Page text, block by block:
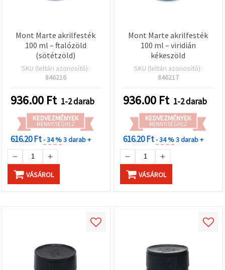
Mont Marte akrilfesték
100 ml – ftalózöld
(sötétzöld)
SKU (leltári azonosító):
846216
936.00 Ft 1-2 darab
KEDVEZMÉNYEK
MENNYISÉGHEZ
616.20 Ft- 34 %3 darab +
VÁSÁROL
Mont Marte akrilfesték
100 ml – viridián
kékeszöld
SKU (leltári azonosító):
846217
936.00 Ft 1-2 darab
KEDVEZMÉNYEK
MENNYISÉGHEZ
616.20 Ft- 34 %3 darab +
VÁSÁROL